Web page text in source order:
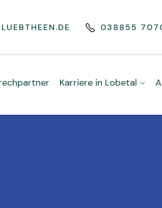
038855
Karriere in Lobetal 